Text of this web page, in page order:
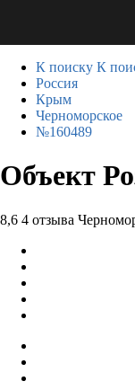
К поиску К
Россия
Крым
Черноморское
№160489
Объект
8,6 4 отзыва